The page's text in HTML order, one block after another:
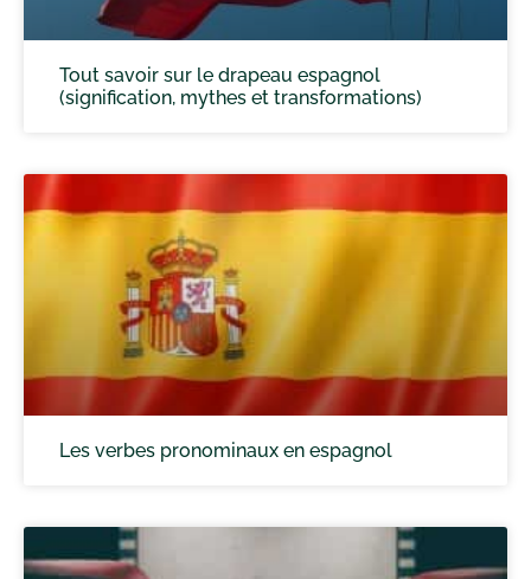
Tout savoir sur le drapeau espagnol
(signification, mythes et transformations)
Les verbes pronominaux en espagnol